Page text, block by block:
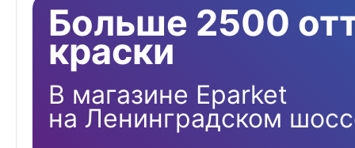
Больше 2500
краски
В магазине Eparket
на Ленинградском